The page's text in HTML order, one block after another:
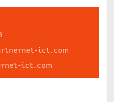
ict.com
ict.com